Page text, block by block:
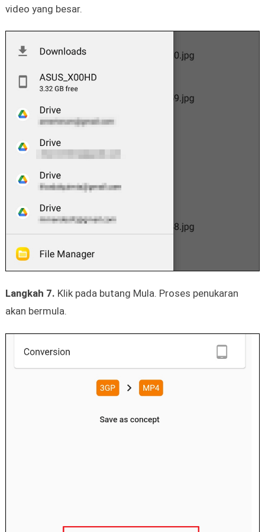
video yang besar.
Langkah 7. Klik pada butang Mula. Proses penukaran
akan bermula.